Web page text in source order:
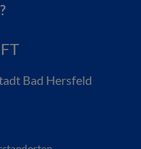
Bad Hersfeld